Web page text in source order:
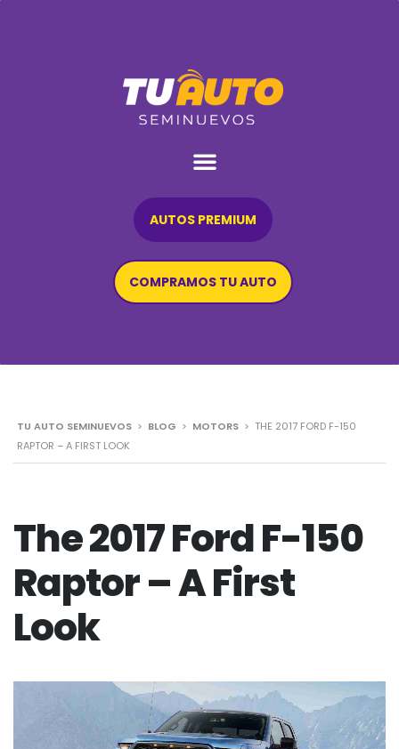
AUTOS PREMIUM
COMPRAMOS TU AUTO
TU AUTO SEMINUEVOS > BLOG > MOTORS > THE 2017 FORD F-150
RAPTOR – A FIRST LOOK
The 2017 Ford F-150
Raptor – A First
Look